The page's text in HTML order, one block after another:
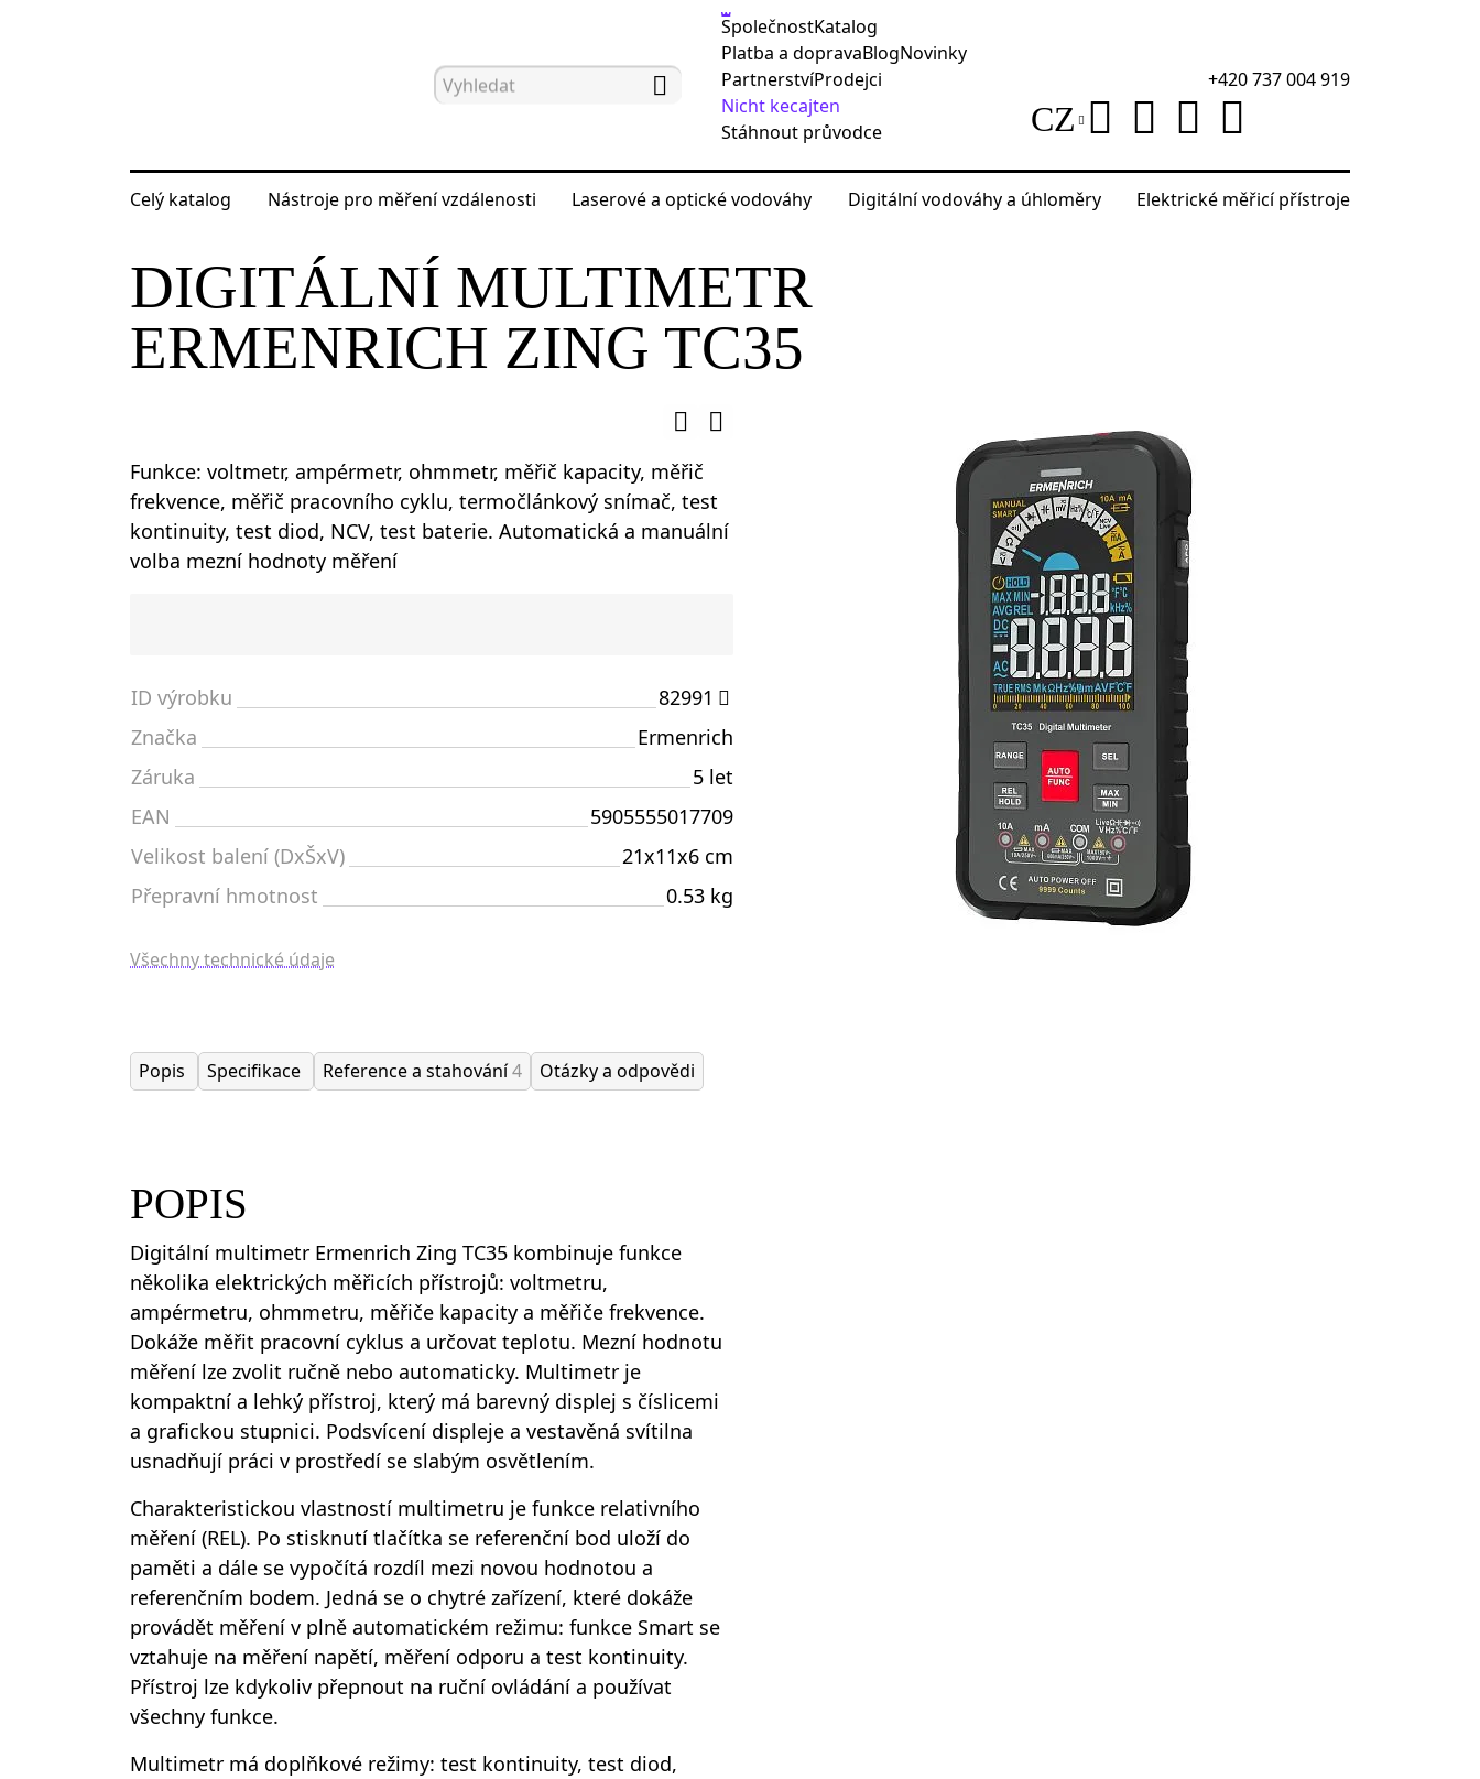
SpolečnostKatalog
Platba a dopravaBlogNovinky
PartnerstvíProdejci
Nicht kecajten
Stáhnout průvodce
+420 737 004 919
CZ
Celý katalog Nástroje pro měření vzdálenosti Laserové a optické vodováhy Digitální vodováhy a úhloměry Elektrické měřicí přístroje
Hlavní strana Katalog Elektrické měřicí přístroje Digitální multimetry Digitální multimetr Ermenrich Zing TC35
DIGITÁLNÍ MULTIMETR
ERMENRICH ZING TC35
Funkce: voltmetr, ampérmetr, ohmmetr, měřič kapacity, měřič
frekvence, měřič pracovního cyklu, termočlánkový snímač, test
kontinuity, test diod, NCV, test baterie. Automatická a manuální
volba mezní hodnoty měření
ID výrobku
82991
Značka
Ermenrich
Záruka
5 let
EAN
5905555017709
Velikost balení (DxŠxV)
21x11x6 cm
Přepravní hmotnost
0.53 kg
Všechny technické údaje
Popis Specifikace Reference a stahování4 Otázky a odpovědi
POPIS
Digitální multimetr Ermenrich Zing TC35 kombinuje funkce
několika elektrických měřicích přístrojů: voltmetru,
ampérmetru, ohmmetru, měřiče kapacity a měřiče frekvence.
Dokáže měřit pracovní cyklus a určovat teplotu. Mezní hodnotu
měření lze zvolit ručně nebo automaticky. Multimetr je
kompaktní a lehký přístroj, který má barevný displej s číslicemi
a grafickou stupnici. Podsvícení displeje a vestavěná svítilna
usnadňují práci v prostředí se slabým osvětlením.
Charakteristickou vlastností multimetru je funkce relativního
měření (REL). Po stisknutí tlačítka se referenční bod uloží do
paměti a dále se vypočítá rozdíl mezi novou hodnotou a
referenčním bodem. Jedná se o chytré zařízení, které dokáže
provádět měření v plně automatickém režimu: funkce Smart se
vztahuje na měření napětí, měření odporu a test kontinuity.
Přístroj lze kdykoliv přepnout na ruční ovládání a používat
všechny funkce.
Multimetr má doplňkové režimy: test kontinuity, test diod,